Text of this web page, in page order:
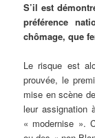
S’il est
préférence
chômage, que
Le risque est
prouvée, le
mise en scène
leur assignation
« modernise ».